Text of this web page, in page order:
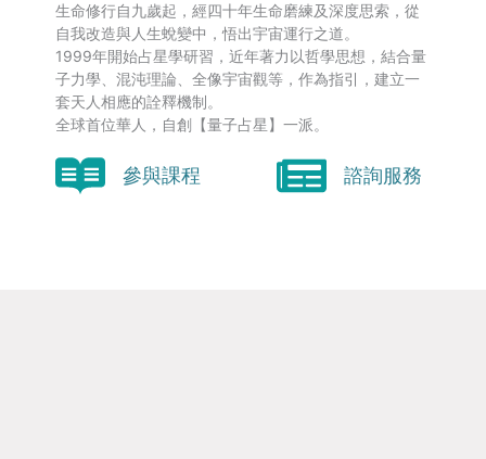
生命修行自九歲起，經四十年生命磨練及深度思索，從
自我改造與人生蛻變中，悟出宇宙運行之道。
1999年開始占星學研習，近年著力以哲學思想，結合量
子力學、混沌理論、全像宇宙觀等，作為指引，建立一
套天人相應的詮釋機制。
全球首位華人，自創【量子占星】一派。
參與課程 諮詢服務